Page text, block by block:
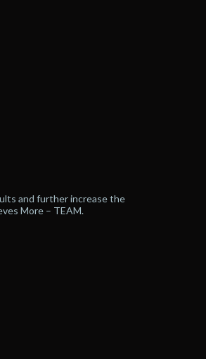
and further increase the
More – TEAM.